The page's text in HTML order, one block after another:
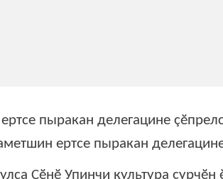
пыракан делегацине
ертсе пыракан
Çӗнӗ Упинчи культура